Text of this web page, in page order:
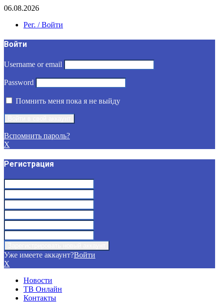
06.08.2026
Рег. / Войти
Войти
Username or email
Password
Помнить меня пока я не выйду
Вспомнить пароль?
X
Регистрация
Уже имеете аккаунт?Войти
X
Новости
ТВ Онлайн
Контакты